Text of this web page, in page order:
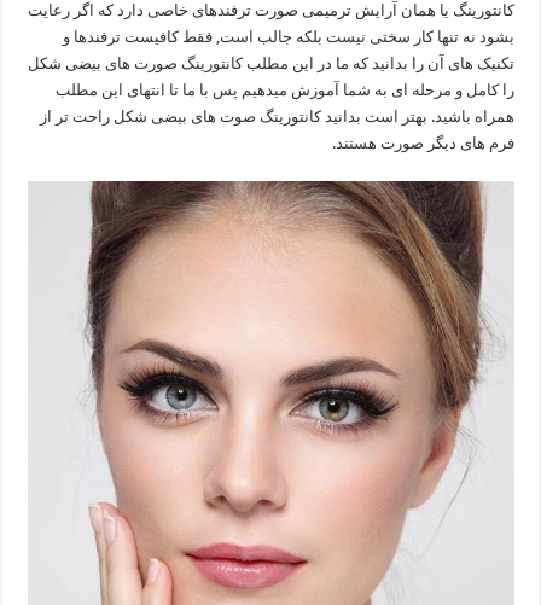
کانتورینگ یا همان آرایش ترمیمی صورت ترفندهای خاصی دارد که اگر رعایت
بشود نه تنها کار سختی نیست بلکه جالب است, فقط کافیست ترفندها و
تکنیک های آن را بدانید که ما در این مطلب کانتورینگ صورت های بیضی شکل
را کامل و مرحله ای به شما آموزش میدهیم پس با ما تا انتهای این مطلب
همراه باشید. بهتر است بدانید کانتورینگ صوت های بیضی شکل راحت تر از
فرم های دیگر صورت هستند.